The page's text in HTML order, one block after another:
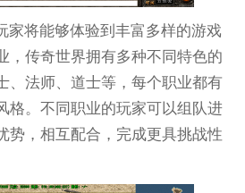
家将能够体验到丰富多样的游戏
，传奇世界拥有多种不同特色的
、法师、道士等，每个职业都有
格。不同职业的玩家可以组队进
势，相互配合，完成更具挑战性